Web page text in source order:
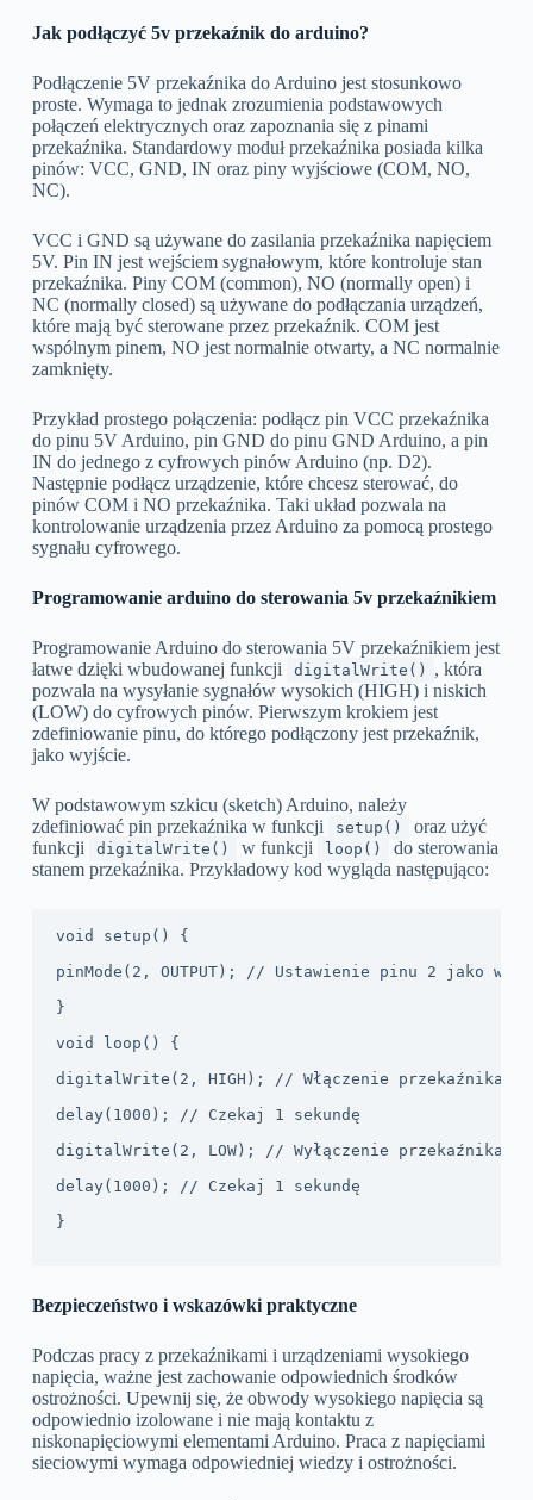
Jak podłączyć 5v przekaźnik do arduino?
Podłączenie 5V przekaźnika do Arduino jest stosunkowo
proste. Wymaga to jednak zrozumienia podstawowych
połączeń elektrycznych oraz zapoznania się z pinami
przekaźnika. Standardowy moduł przekaźnika posiada kilka
pinów: VCC, GND, IN oraz piny wyjściowe (COM, NO,
NC).
VCC i GND są używane do zasilania przekaźnika napięciem
5V. Pin IN jest wejściem sygnałowym, które kontroluje stan
przekaźnika. Piny COM (common), NO (normally open) i
NC (normally closed) są używane do podłączania urządzeń,
które mają być sterowane przez przekaźnik. COM jest
wspólnym pinem, NO jest normalnie otwarty, a NC normalnie
zamknięty.
Przykład prostego połączenia: podłącz pin VCC przekaźnika
do pinu 5V Arduino, pin GND do pinu GND Arduino, a pin
IN do jednego z cyfrowych pinów Arduino (np. D2).
Następnie podłącz urządzenie, które chcesz sterować, do
pinów COM i NO przekaźnika. Taki układ pozwala na
kontrolowanie urządzenia przez Arduino za pomocą prostego
sygnału cyfrowego.
Programowanie arduino do sterowania 5v przekaźnikiem
Programowanie Arduino do sterowania 5V przekaźnikiem jest
łatwe dzięki wbudowanej funkcji
digitalWrite()
, która
pozwala na wysyłanie sygnałów wysokich (HIGH) i niskich
(LOW) do cyfrowych pinów. Pierwszym krokiem jest
zdefiniowanie pinu, do którego podłączony jest przekaźnik,
jako wyjście.
W podstawowym szkicu (sketch) Arduino, należy
zdefiniować pin przekaźnika w funkcji
setup()
oraz użyć
funkcji
digitalWrite() w funkcji loop()
do sterowania
stanem przekaźnika. Przykładowy kod wygląda następująco:
void setup() {
pinMode(2, OUTPUT); // Ustawienie pinu 2 jako
}
void loop() {
digitalWrite(2, HIGH); // Włączenie przekaźnika
delay(1000); // Czekaj 1 sekundę
digitalWrite(2, LOW); // Wyłączenie przekaźnika
delay(1000); // Czekaj 1 sekundę
}
Bezpieczeństwo i wskazówki praktyczne
Podczas pracy z przekaźnikami i urządzeniami wysokiego
napięcia, ważne jest zachowanie odpowiednich środków
ostrożności. Upewnij się, że obwody wysokiego napięcia są
odpowiednio izolowane i nie mają kontaktu z
niskonapięciowymi elementami Arduino. Praca z napięciami
sieciowymi wymaga odpowiedniej wiedzy i ostrożności.